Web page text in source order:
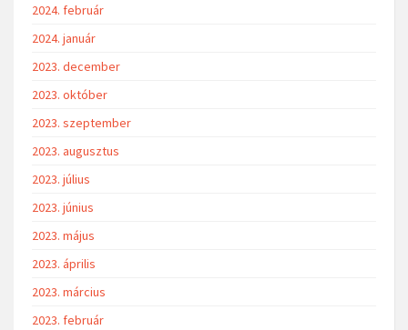
2024. február
2024. január
2023. december
2023. október
2023. szeptember
2023. augusztus
2023. július
2023. június
2023. május
2023. április
2023. március
2023. február